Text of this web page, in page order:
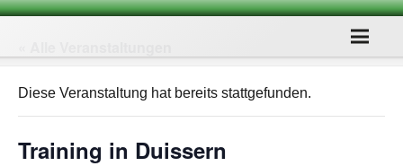
Diese Veranstaltung hat bereits stattgefunden.
Trai­ning in Duissern